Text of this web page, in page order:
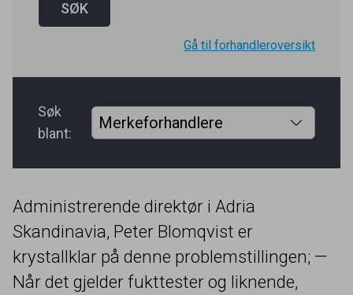
Gå til forhandleroversikt
Søk
blant:
Administrerende direktør i Adria
Skandinavia, Peter Blomqvist er
krystallklar på denne problemstillingen; —
Når det gjelder fukttester og liknende,